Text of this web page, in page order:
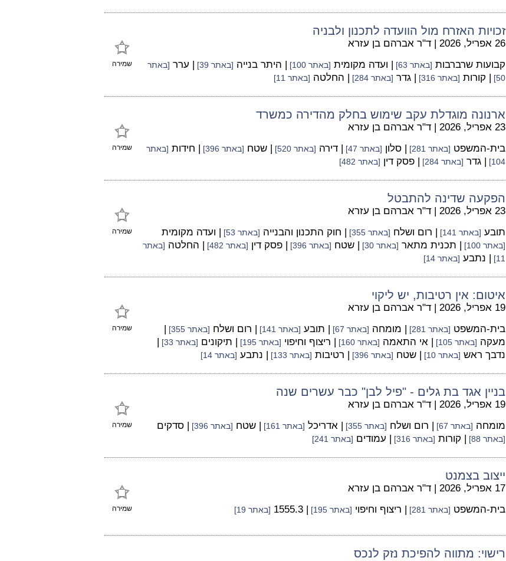
זכויות האזרח מול הוועדה לתכנון ולבניה
שמירה
26 אפריל, 2026 | ד"ר אברהם בן עזרא
קבועות שרברבות [באתר 63] | ועדה מקומית [באתר 100] | היתר בנייה [באתר 39] | ערר [באתר
50] | קורות [באתר 316] | גדר [באתר 284] | החלטה [באתר 11]
ארנונה מוגדלת עקב שימוש בחלק מהדירה כמשרד
שמירה
23 אפריל, 2026 | ד"ר אברהם בן עזרא
בית-המשפט [באתר 281] | סלון [באתר 47] | דירה [באתר 520] | שטח [באתר 396] | חידות [באתר
104]
| גדר [באתר 284] | פסק דין [באתר 482]
הפקעה שדינה להתבטל
שמירה
23 אפריל, 2026 | ד"ר אברהם בן עזרא
תובע [באתר 141] | רום ושלח [באתר 355] | חוק התכנון והבנייה [באתר 53] | ועדה מקומית
[באתר 100] | תכנית מתאר [באתר 30] | שטח [באתר 396] | פסק דין [באתר 482] | החלטה [באתר
11]
| נתבע [באתר 14]
איטום: אין רטיבות, יש ליקוי
שמירה
19 אפריל, 2026 | ד"ר אברהם בן עזרא
בית-המשפט [באתר 281] | מומחה [באתר 67] | תובע [באתר 141] | רום ושלח [באתר 355]
|
מעקה [באתר 105] | אי התאמה [באתר 160] | ריצוף וחיפוי [באתר 195] | תיקונים [באתר 33]
|
נדבך ראש [באתר 10] | שטח [באתר 396] | רטיבות [באתר 133] | נתבע [באתר 14]
בניין אגד בת גלים - "פיל לבן" כבר עשרים שנה
שמירה
19 אפריל, 2026 | ד"ר אברהם בן עזרא
מומחה [באתר 67] | רום ושלח [באתר 355] | אדריכל [באתר 161] | שטח [באתר 396] | סדקים
[באתר 88] | קורות [באתר 316] | עמודים [באתר 241]
ייצוב בצמנט
שמירה
17 אפריל, 2026 | ד"ר אברהם בן עזרא
בית-המשפט [באתר 281] | ריצוף וחיפוי [באתר 195] | 1555.3 [באתר 19]
רישוי: מתווה להפיכת נזק לנכס